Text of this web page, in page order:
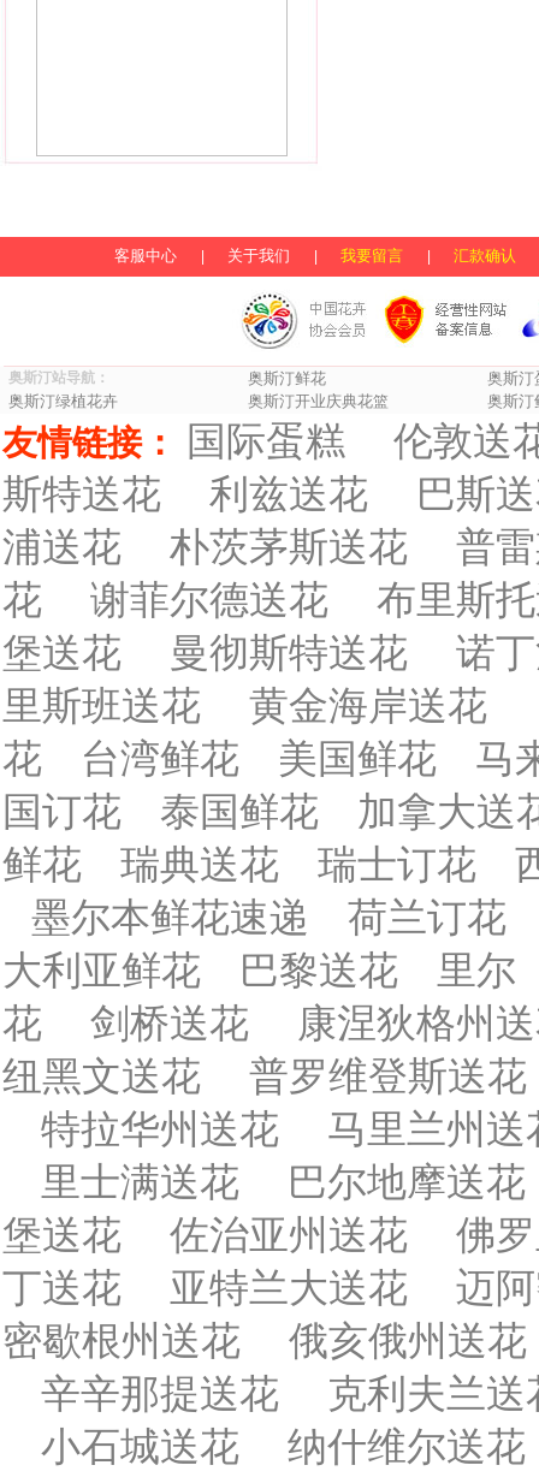
客服中心 关于我们 我要留言 汇款确认
奥斯汀站导航： 奥斯汀鲜花
奥斯汀
奥斯汀绿植花卉
奥斯汀开业庆典花篮 奥斯汀
友情链接： 国际蛋糕
伦敦送
斯特送花
利兹送花
巴斯
浦送花
朴茨茅斯送花
普
花
谢菲尔德送花
布里斯
堡送花
曼彻斯特送花
诺
里斯班送花
黄金海岸送花
花
台湾鲜花 美国鲜花
马
国订花
泰国鲜花
加拿大送
鲜花
瑞典送花 瑞士订花
墨尔本鲜花速递
荷兰订花
大利亚鲜花
巴黎送花
里尔
花
剑桥送花
康涅狄格州
纽黑文送花
普罗维登斯送花
特拉华州送花
马里兰州送
里士满送花
巴尔地摩送花
堡送花
佐治亚州送花
佛
丁送花
亚特兰大送花
迈
密歇根州送花
俄亥俄州送花
辛辛那提送花
克利夫兰送
小石城送花
纳什维尔送花